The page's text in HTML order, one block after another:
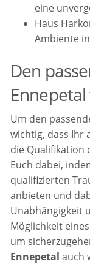
eine
Haus
Ambiente
Den
Um den
wichtig, dass Ihr
die Qualifikation
Euch dabei,
qualifizierten
anbieten und
Unabhängigkeit
Möglichkeit
um
Ennepetal auch